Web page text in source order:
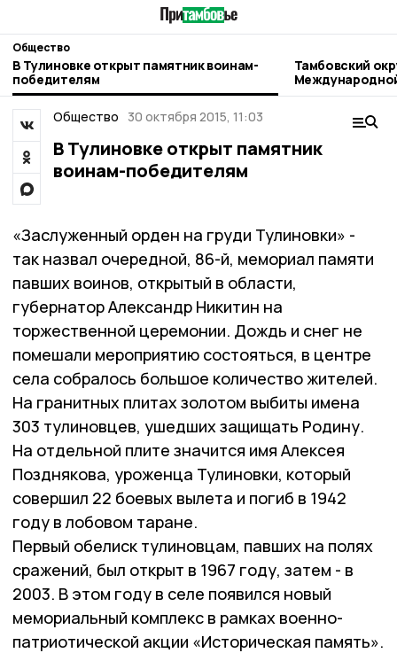
Общество
В Тулиновке открыт памятник воинам-
победителям
Тамбовский
Общество 30 октября 2015, 11:03
В Тулиновке открыт памятник
воинам-победителям
«Заслуженный орден на груди Тулиновки» -
так назвал очередной, 86-й, мемориал памяти
павших воинов, открытый в области,
губернатор Александр Никитин на
торжественной церемонии. Дождь и снег не
помешали мероприятию состояться, в центре
села собралось большое количество жителей.
На гранитных плитах золотом выбиты имена
303 тулиновцев, ушедших защищать Родину.
На отдельной плите значится имя Алексея
Позднякова, уроженца Тулиновки, который
совершил 22 боевых вылета и погиб в 1942
году в лобовом таране.
Первый обелиск тулиновцам, павших на полях
сражений, был открыт в 1967 году, затем - в
2003. В этом году в селе появился новый
мемориальный комплекс в рамках военно-
патриотической акции «Историческая память».